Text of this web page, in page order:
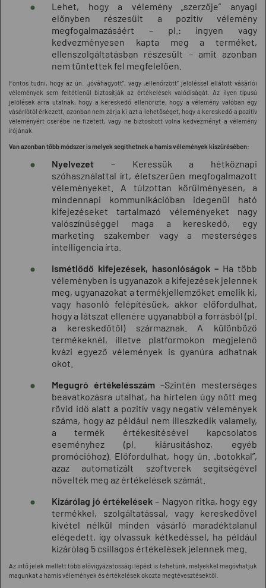
Lehet, hogy a vélemény „szerzője” anyagi
előnyben részesült a pozitív vélemény
megfogalmazásáért – pl.: ingyen vagy
kedvezményesen kapta meg a terméket,
ellenszolgáltatásban részesült – amit azonban
nem tüntettek fel megfelelően.
Fontos tudni, hogy az ún. „jóváhagyott”, vagy „ellenőrzött” jelöléssel ellátott vásárlói
vélemények sem feltétlenül biztosítják az értékelések valódiságát. Az ilyen típusú
jelölések arra utalnak, hogy a kereskedő ellenőrizte, hogy a vélemény valóban egy
vásárlótól érkezett, azonban nem zárja ki azt a lehetőséget, hogy a kereskedő a pozitív
véleményért cserébe ne fizetett, vagy ne biztosított volna kedvezményt a vélemény
írójának.
Van azonban több módszer is melyek segíthetnek a hamis vélemények kiszűrésében:
Nyelvezet – Keressük a hétköznapi
szóhasználattal írt, életszerűen megfogalmazott
véleményeket. A túlzottan körülményesen, a
mindennapi kommunikációban idegenül ható
kifejezéseket tartalmazó véleményeket nagy
valószínűséggel maga a kereskedő, egy
marketing szakember vagy a mesterséges
intelligencia írta.
Ismétlődő kifejezések, hasonlóságok – Ha több
véleményben is ugyanazok a kifejezések jelennek
meg, ugyanazokat a termékjellemzőket emelik ki,
vagy hasonló felépítésűek, akkor előfordulhat,
hogy a látszat ellenére ugyanabból a forrásból (pl.
a kereskedőtől) származnak. A különböző
termékeknél, illetve platformokon megjelenő
kvázi egyező vélemények is gyanúra adhatnak
okot.
Megugró értékelésszám –Szintén mesterséges
beavatkozásra utalhat, ha hirtelen úgy nőtt meg
rövid idő alatt a pozitív vagy negatív vélemények
száma, hogy az például nem illeszkedik valamely,
a termék értékesítésével kapcsolatos
eseményhez (pl. kiárusításhoz, egyéb
promócióhoz). Előfordulhat, hogy ún. „botokkal”,
azaz automatizált szoftverek segítségével
növelték meg az értékelések számát.
Kizárólag jó értékelések – Nagyon ritka, hogy egy
termékkel, szolgáltatással, vagy kereskedővel
kivétel nélkül minden vásárló maradéktalanul
elégedett, így olvassuk kétkedéssel, ha például
kizárólag 5 csillagos értékelések jelennek meg.
Az intő jelek mellett több elővigyázatossági lépést is tehetünk, melyekkel megóvhatjuk
magunkat a hamis vélemények és értékelések okozta megtévesztésektől.